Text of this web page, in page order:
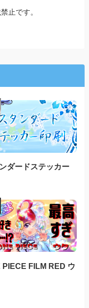
止です。
ダードステッカー
PIECE FILM RED ウ